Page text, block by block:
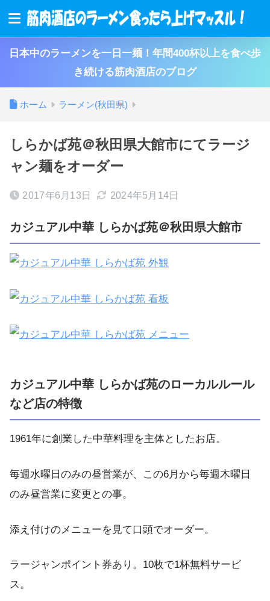
日本中のラーメンを一日一麺！年間400杯以上を食べ歩
き続ける筋肉酒店のブログ
ホーム ラーメン(秋田県)
しらかば苑＠秋田県大館市にてラージ
ャン麺をオーダー
2017年6月13日 2024年5月14日
カジュアル中華 しらかば苑＠秋田県大館市
カジュアル中華 しらかば苑のローカルルール
など店の特徴
1961年に創業した中華料理を主体としたお店。
毎週水曜日のみの昼営業が、この6月から毎週木曜日
のみ昼営業に変更との事。
添え付けのメニューを見て口頭でオーダー。
ラージャンポイント券あり。10枚で1杯無料サービ
ス。